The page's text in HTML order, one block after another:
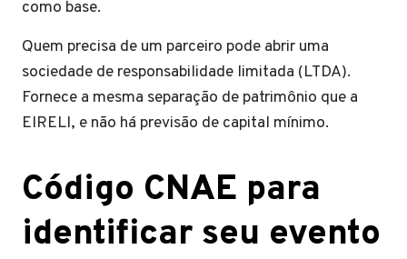
como base.
Quem precisa de um parceiro pode abrir uma
sociedade de responsabilidade limitada (LTDA).
Fornece a mesma separação de patrimônio que a
EIRELI, e não há previsão de capital mínimo.
Código CNAE para
identificar seu evento